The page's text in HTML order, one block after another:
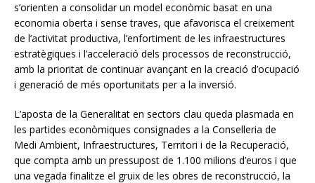
s’orienten a consolidar un model econòmic basat en una
economia oberta i sense traves, que afavorisca el creixement
de l’activitat productiva, l’enfortiment de les infraestructures
estratègiques i l’acceleració dels processos de reconstrucció,
amb la prioritat de continuar avançant en la creació d’ocupació
i generació de més oportunitats per a la inversió.
L’aposta de la Generalitat en sectors clau queda plasmada en
les partides econòmiques consignades a la Conselleria de
Medi Ambient, Infraestructures, Territori i de la Recuperació,
que compta amb un pressupost de 1.100 milions d’euros i que
una vegada finalitze el gruix de les obres de reconstrucció, la